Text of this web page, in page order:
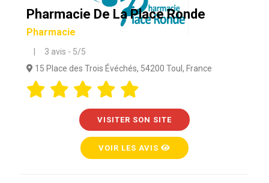
Pharmacie De La Place Ronde
Pharmacie
| 3 avis - 5/5
15 Place des Trois Évéchés, 54200 Toul, France
VISITER SON SITE
VOIR LES AVIS